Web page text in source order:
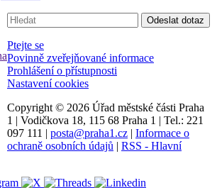
Vyhledávání:
Odeslat dotaz
Ptejte se
Povinně zveřejňované informace
Prohlášení o přístupnosti
Nastavení cookies
Copyright © 2026 Úřad městské části Praha
1 | Vodičkova 18, 115 68 Praha 1 | Tel.: 221
097 111 | posta@praha1.cz | Informace o
ochraně osobních údajů | RSS - Hlavní